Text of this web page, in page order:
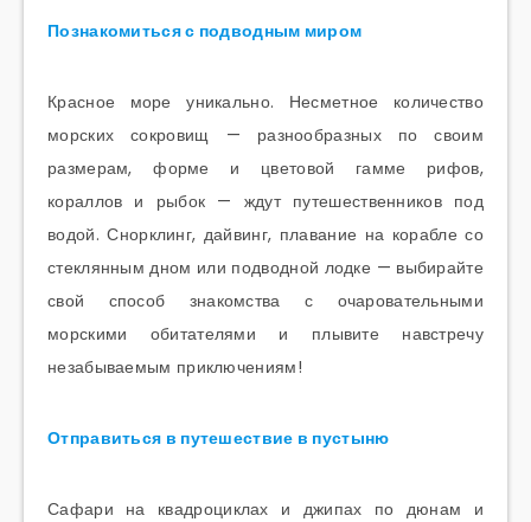
Познакомиться с подводным миром
Красное море уникально. Несметное количество
морских сокровищ — разнообразных по своим
размерам, форме и цветовой гамме рифов,
кораллов и рыбок — ждут путешественников под
водой. Снорклинг, дайвинг, плавание на корабле со
стеклянным дном или подводной лодке — выбирайте
свой способ знакомства с очаровательными
морскими обитателями и плывите навстречу
незабываемым приключениям!
Отправиться в путешествие в пустыню
Сафари на квадроциклах и джипах по дюнам и